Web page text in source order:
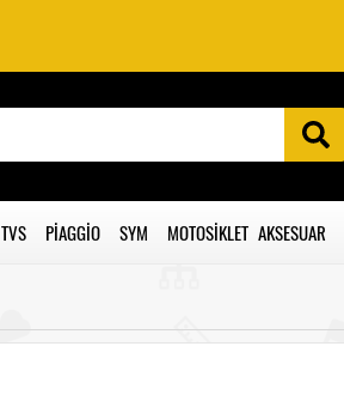
TVS PIAGGIO SYM MOTOSIKLET AKSESUAR